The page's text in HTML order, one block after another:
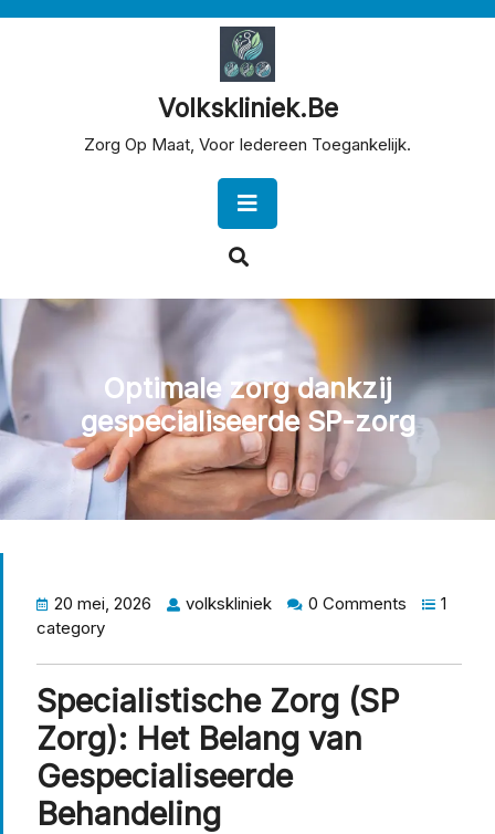
Volkskliniek.be
Zorg Op Maat, Voor Iedereen Toegankelijk.
Button
Optimale zorg dankzij
gespecialiseerde SP-zorg
20 mei, 2026 volkskliniek 0 Comments
1
category
Specialistische Zorg (SP
Zorg): Het Belang van
Gespecialiseerde
Behandeling